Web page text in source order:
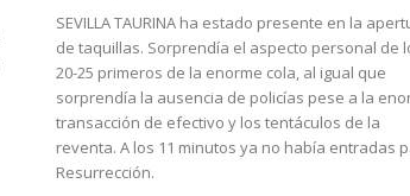
SEVILLA TAURINA ha estado presente en la
de taquillas. Sorprendía el aspecto personal de
20-25 primeros de la enorme cola, al igual que
sorprendía la ausencia de policías pese a la
transacción de efectivo y los tentáculos de la
reventa. A los 11 minutos ya no había entradas
Resurrección.